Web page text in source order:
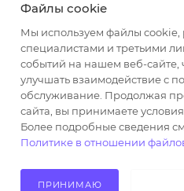
2026 © ООО "Вайт
Любая информация на
характер и не
определяемой
Гражданского кодекса
Использование любых
на https://opt-milena.ru,
наличии письменного
активной ссылки на
Файлы cookie
Мы используем файлы
специалистами и третьими
событий на нашем веб-сайте,
улучшать взаимодействие с
обслуживание. Продолжая
сайта, вы принимаете
Более подробные сведения
Политике в отношении
ПРИНИМАЮ